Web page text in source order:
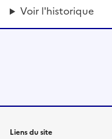
Voir l'historique
Liens du site